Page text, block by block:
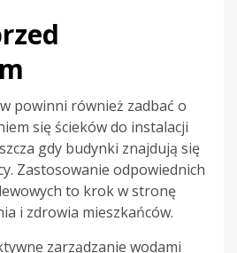
powinni również zadbać o
się ścieków do instalacji
gdy budynki znajdują się
Zastosowanie odpowiednich
to krok w stronę
i zdrowia mieszkańców.
zarządzanie wodami